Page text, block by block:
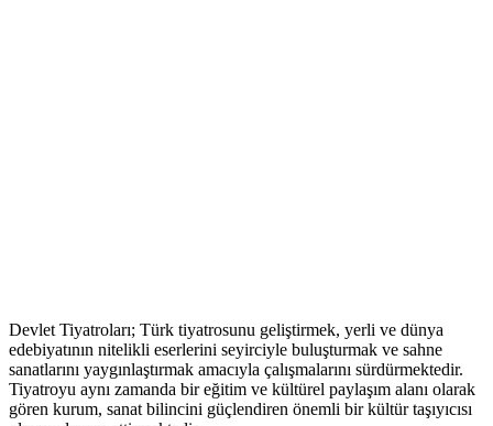
Devlet Tiyatroları; Türk tiyatrosunu geliştirmek, yerli ve dünya
edebiyatının nitelikli eserlerini seyirciyle buluşturmak ve sahne
sanatlarını yaygınlaştırmak amacıyla çalışmalarını sürdürmektedir.
Tiyatroyu aynı zamanda bir eğitim ve kültürel paylaşım alanı olarak
gören kurum, sanat bilincini güçlendiren önemli bir kültür taşıyıcısı